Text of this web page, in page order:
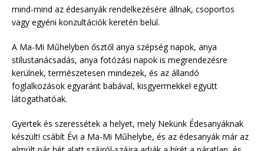
mind-mind az édesanyák rendelkezésére állnak, csoportos
vagy egyéni konzultációk keretén belül.
A Ma-Mi Műhelyben ősztől anya szépség napok, anya
stílustanácsadás, anya fotózási napok is megrendezésre
kerülnek, természetesen mindezek, és az állandó
foglalkozások egyaránt babával, kisgyermekkel együtt
látogathatóak.
Gyertek és szeressétek a helyet, mely Nekünk Édesanyáknak
készült! csábít Évi a Ma-Mi Műhelybe, és az édesanyák már az